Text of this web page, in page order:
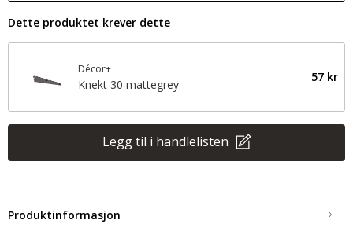
Dette produktet krever dette
Décor+
Knekt 30 mattegrey
57 kr
Legg til i handlelisten
Produktinformasjon